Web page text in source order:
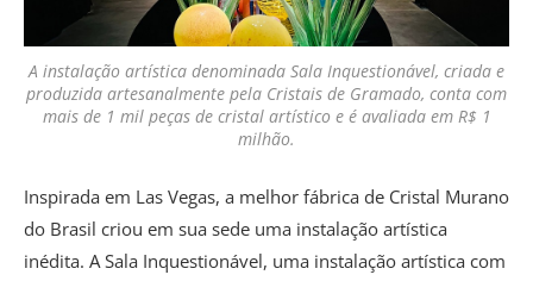
A instalação artística denominada Sala Inquestionável, criada e
produzida artesanalmente pela Cristais de Gramado, conta com
mais de 1 mil peças de cristal artístico e é avaliada em R$ 1
milhão.
Inspirada em Las Vegas, a melhor fábrica de Cristal Murano
do Brasil criou em sua sede uma instalação artística
inédita. A Sala Inquestionável, uma instalação artística com